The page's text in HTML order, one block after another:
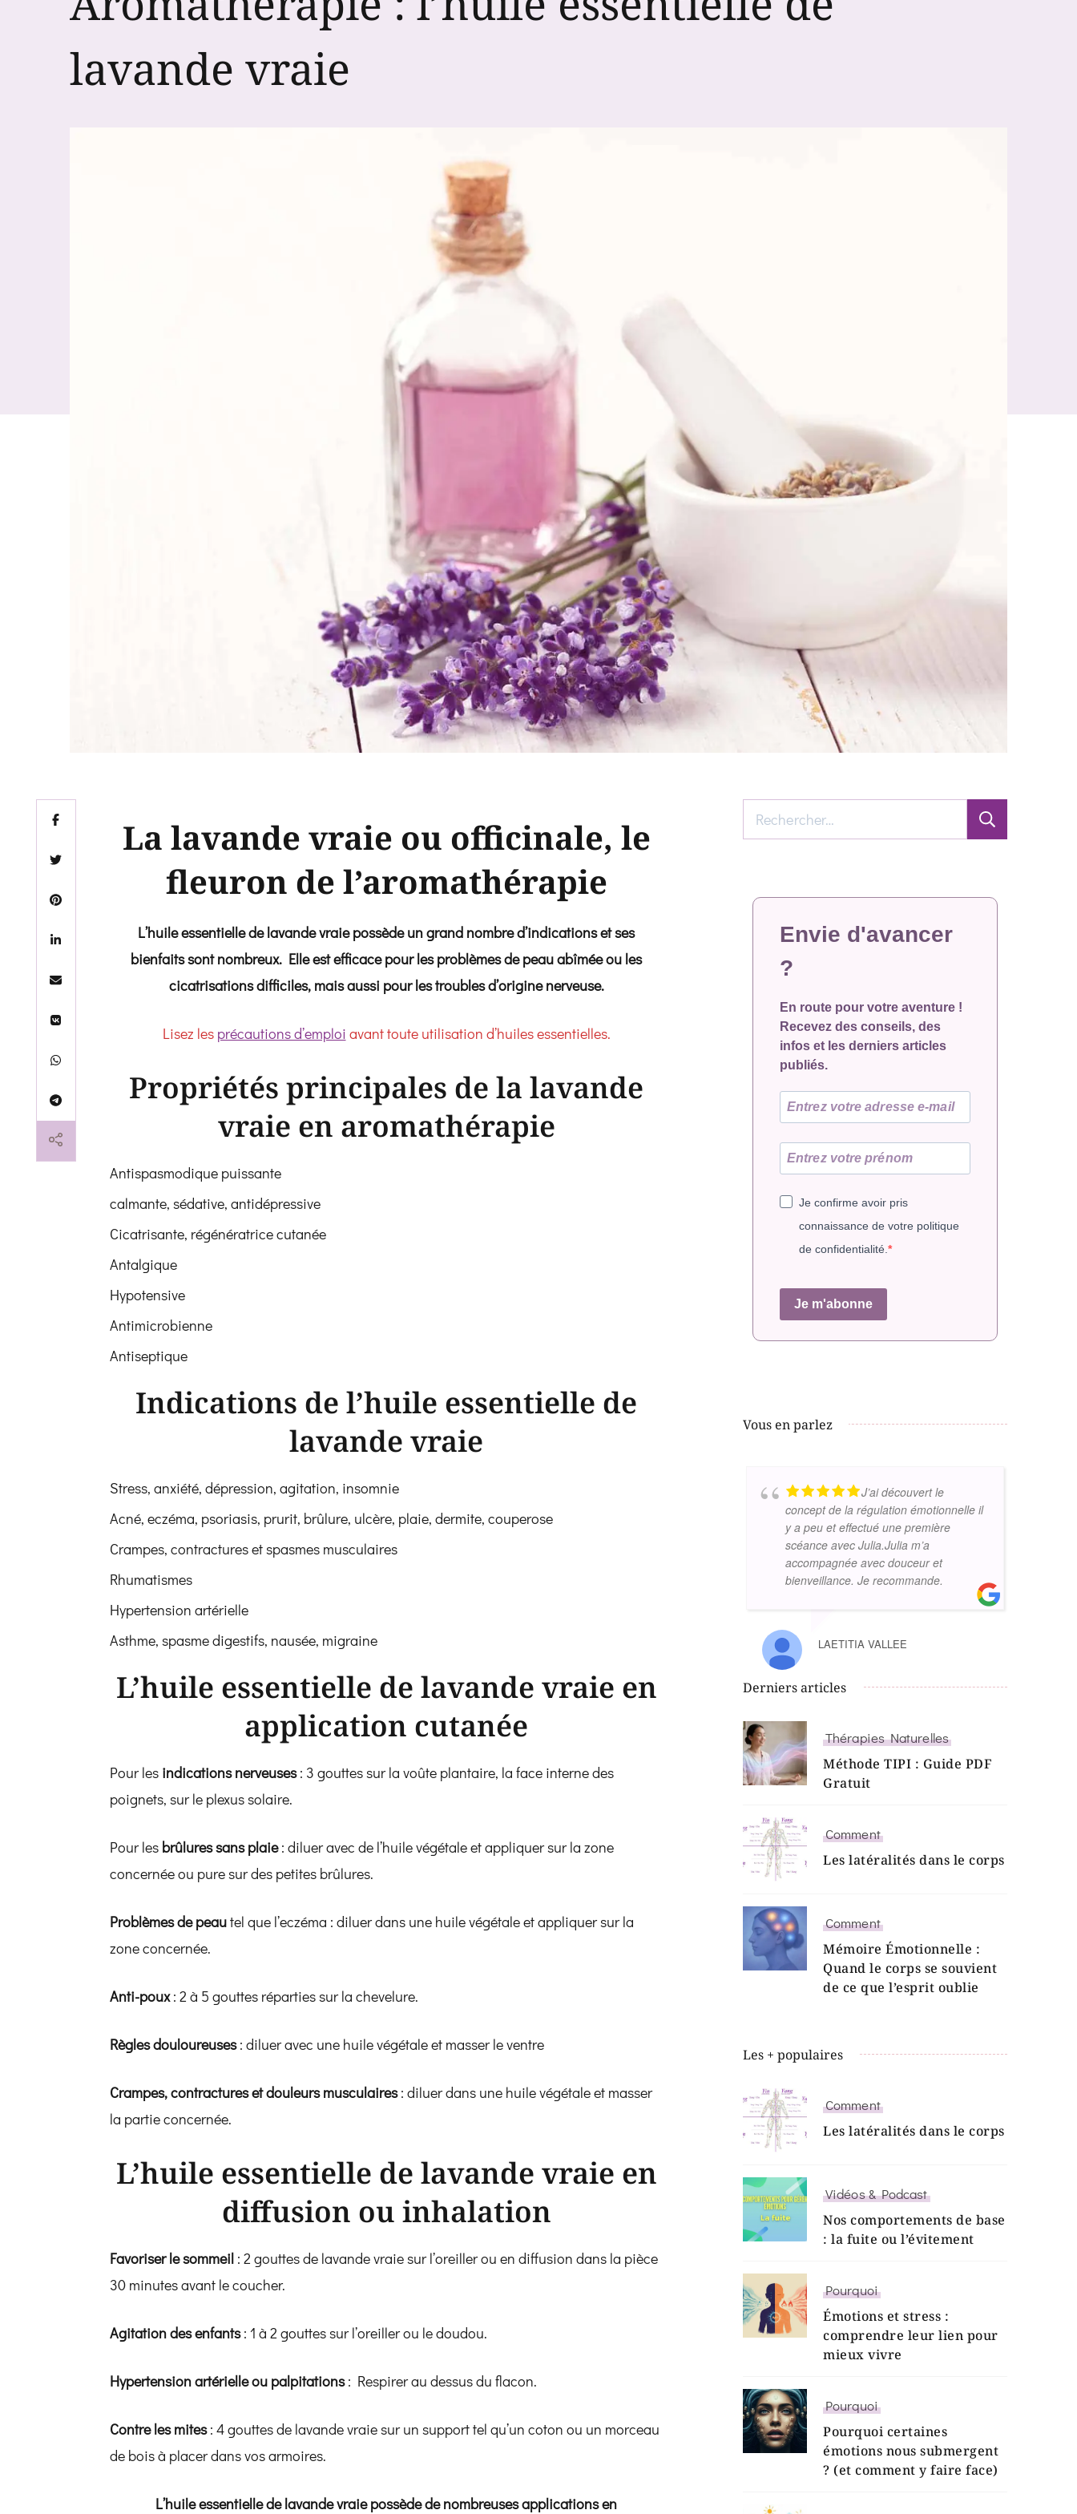
lavande vraie
La lavande vraie ou officinale, le
fleuron de l’aromathérapie
L’huile essentielle de lavande vraie possède un grand nombre d’indications et ses
bienfaits sont nombreux. Elle est efficace pour les problèmes de peau abîmée ou les
cicatrisations difficiles, mais aussi pour les troubles d’origine nerveuse.
Lisez les précautions d’emploi avant toute utilisation d’huiles essentielles.
Propriétés principales de la lavande
vraie en aromathérapie
Antispasmodique puissante
calmante, sédative, antidépressive
Cicatrisante, régénératrice cutanée
Antalgique
Hypotensive
Antimicrobienne
Antiseptique
Indications de l’huile essentielle de
lavande vraie
Stress, anxiété, dépression, agitation, insomnie
Acné, eczéma, psoriasis, prurit, brûlure, ulcère, plaie, dermite, couperose
Crampes, contractures et spasmes musculaires
Rhumatismes
Hypertension artérielle
Asthme, spasme digestifs, nausée, migraine
L’huile essentielle de lavande vraie en
application cutanée
Pour les indications nerveuses: 3 gouttes sur la voûte plantaire, la face interne des
poignets, sur le plexus solaire.
Pour les brûlures sans plaie: diluer avec de l’huile végétale et appliquer sur la zone
concernée ou pure sur des petites brûlures.
Problèmes de peautel que l’eczéma : diluer dans une huile végétale et appliquer sur la
zone concernée.
Anti-poux: 2 à 5 gouttes réparties sur la chevelure.
Règles douloureuses: diluer avec une huile végétale et masser le ventre
Crampes, contractures et douleurs musculaires: diluer dans une huile végétale et masser
la partie concernée.
L’huile essentielle de lavande vraie en
diffusion ou inhalation
Favoriser le sommeil : 2 gouttes de lavande vraie sur l’oreiller ou en diffusion dans la pièce
30 minutes avant le coucher.
Agitation des enfants: 1 à 2 gouttes sur l’oreiller ou le doudou.
Hypertension artérielle ou palpitations: Respirer au dessus du flacon.
Contre les mites: 4 gouttes de lavande vraie sur un support tel qu’un coton ou un morceau
de bois à placer dans vos armoires.
L’huile essentielle de lavande vraie possède de nombreuses applications en
Rechercher :
Envie d'avancer
?
En route pour votre aventure !
Recevez des conseils, des
infos et les derniers articles
publiés.
Je confirme avoir pris
connaissance de votre politique
de confidentialité.
Je m'abonne
Vous en parlez
J’ai découvert le
concept de la régulation émotionnelle il
y a peu et effectué une première
scéance avec Julia.Julia m’a
accompagnée avec douceur et
bienveillance. Je recommande.
LAETITIA VALLEE
Derniers articles
Thérapies Naturelles
Méthode TIPI : Guide PDF
Gratuit
Comment
Les latéralités dans le corps
Comment
Mémoire Émotionnelle :
Quand le corps se souvient
de ce que l’esprit oublie
Les + populaires
Comment
Les latéralités dans le corps
Vidéos & Podcast
Nos comportements de base
: la fuite ou l’évitement
Pourquoi
Émotions et stress :
comprendre leur lien pour
mieux vivre
Pourquoi
Pourquoi certaines
émotions nous submergent
? (et comment y faire face)